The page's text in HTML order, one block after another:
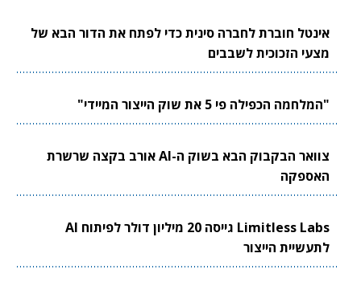
אינטל חוברת לחברה סינית כדי לפתח את הדור הבא של
מצעי הזכוכית לשבבים
"המלחמה הכפילה פי 5 את שוק הייצור המיידי"
צוואר הבקבוק הבא בשוק ה-AI אורב בקצה שרשרת
האספקה
Limitless Labs גייסה 20 מיליון דולר לפיתוח AI
לתעשיית הייצור